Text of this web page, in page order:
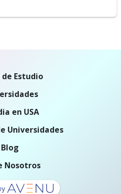
Estudio
en USA
Universidades
Blog
Nosotros